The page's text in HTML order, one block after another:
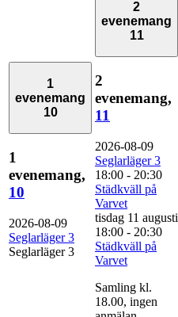
1
evenemang
10
1
evenemang,
10
2026-08-09
Seglarläger 3
Seglarläger 3
2
evenemang
11
2
evenemang,
11
2026-08-09
Seglarläger 3
18:00 - 20:30
Städkväll på
Varvet
tisdag 11 augusti
18:00 - 20:30
Städkväll på
Varvet
Samling kl.
18.00, ingen